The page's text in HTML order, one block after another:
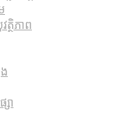
ត្ថិភាព
ា